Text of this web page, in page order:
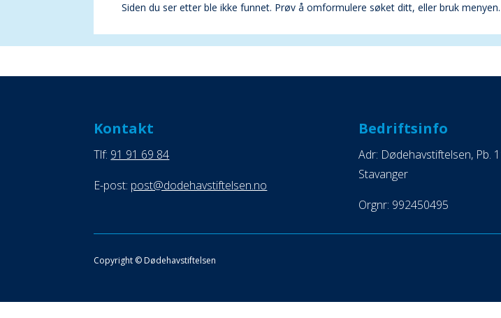
Siden du ser etter ble ikke funnet. Prøv å omformulere søket ditt, eller bruk menyen.
Kontakt
Tlf: 91 91 69 84
E-post: post@dodehavstiftelsen.no
Bedriftsinfo
Adr: Dødehavstiftelsen, Pb.
Stavanger
Orgnr: 992450495
Copyright © Dødehavstiftelsen